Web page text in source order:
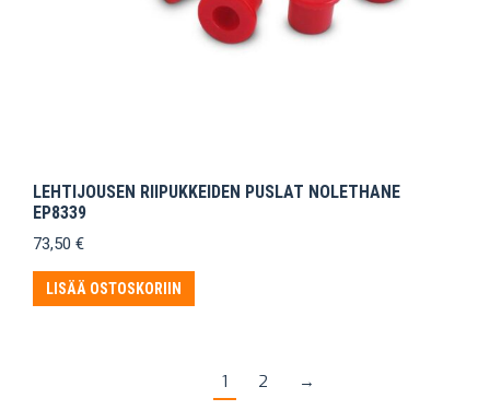
LEHTIJOUSEN RIIPUKKEIDEN PUSLAT NOLETHANE
EP8339
73,50 €
LISÄÄ OSTOSKORIIN
1 2 →